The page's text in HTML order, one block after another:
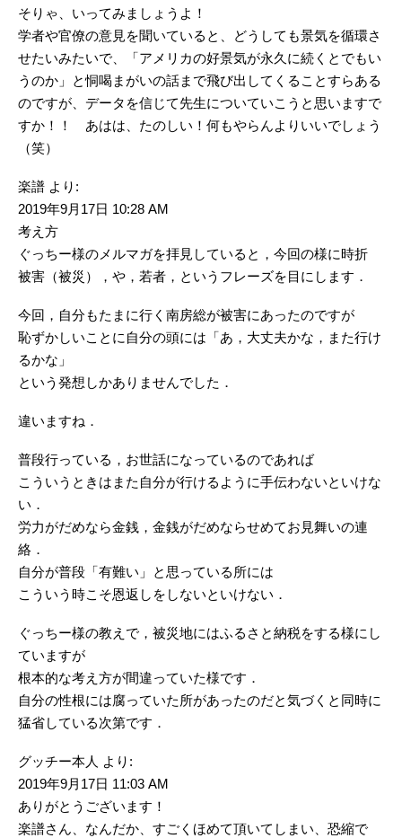
そりゃ、いってみましょうよ！
学者や官僚の意見を聞いていると、どうしても景気を循環さ
せたいみたいで、「アメリカの好景気が永久に続くとでもい
うのか」と恫喝まがいの話まで飛び出してくることすらある
のですが、データを信じて先生についていこうと思いますで
すか！！ あはは、たのしい！何もやらんよりいいでしょう
（笑）
楽譜 より:
2019年9月17日 10:28 AM
考え方
ぐっちー様のメルマガを拝見していると，今回の様に時折
被害（被災），や，若者，というフレーズを目にします．
今回，自分もたまに行く南房総が被害にあったのですが
恥ずかしいことに自分の頭には「あ，大丈夫かな，また行け
るかな」
という発想しかありませんでした．
違いますね．
普段行っている，お世話になっているのであれば
こういうときはまた自分が行けるように手伝わないといけな
い．
労力がだめなら金銭，金銭がだめならせめてお見舞いの連
絡．
自分が普段「有難い」と思っている所には
こういう時こそ恩返しをしないといけない．
ぐっちー様の教えで，被災地にはふるさと納税をする様にし
ていますが
根本的な考え方が間違っていた様です．
自分の性根には腐っていた所があったのだと気づくと同時に
猛省している次第です．
グッチー本人 より:
2019年9月17日 11:03 AM
ありがとうございます！
楽譜さん、なんだか、すごくほめて頂いてしまい、恐縮で